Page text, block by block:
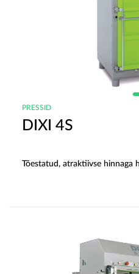
PRESSID
DIXI 4S
Tõestatud, atraktiivse hinnaga